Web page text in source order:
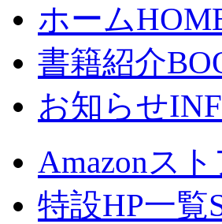
ホーム
書籍紹介
お知らせ
Amazonスト
特設HP一覧